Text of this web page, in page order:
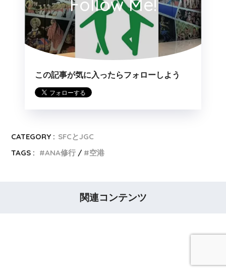
この記事が気に入ったらフォローしよう
CATEGORY : SFCとJGC
TAGS :
ANA修行 空港
関連コンテンツ